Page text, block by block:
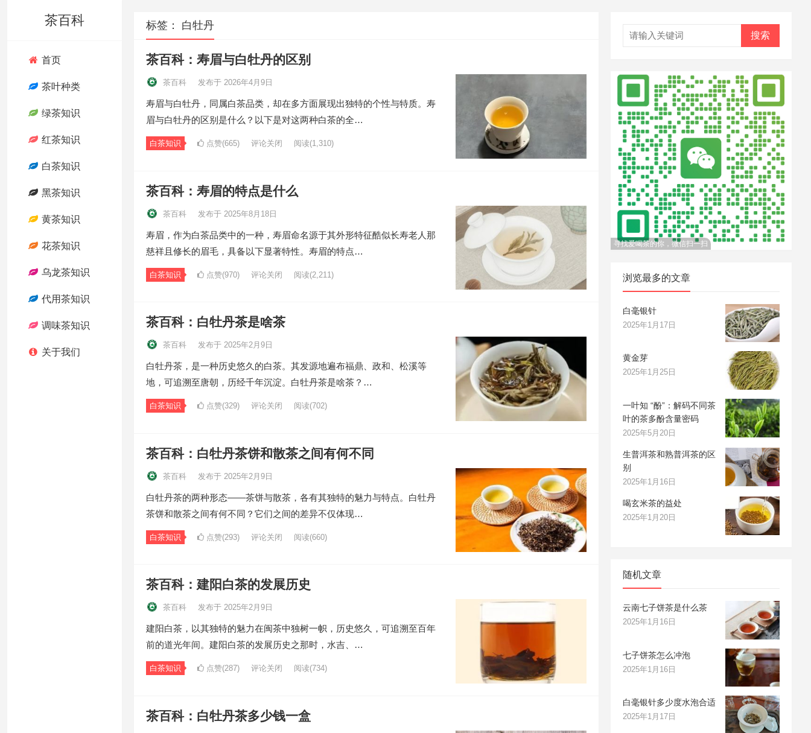
茶百科
首页
茶叶种类
绿茶知识
红茶知识
白茶知识
黑茶知识
黄茶知识
花茶知识
乌龙茶知识
代用茶知识
调味茶知识
关于我们
标签： 白牡丹
茶百科：寿眉与白牡丹的区别
茶百科 发布于 2026年4月9日
寿眉与白牡丹，同属白茶品类，却在多方面展现出独特的个性与特质。寿
眉与白牡丹的区别是什么？以下是对这两种白茶的全…
白茶知识 点赞(665) 评论关闭 阅读(1,310)
茶百科：寿眉的特点是什么
茶百科 发布于 2025年8月18日
寿眉，作为白茶品类中的一种，寿眉命名源于其外形特征酷似长寿老人那
慈祥且修长的眉毛，具备以下显著特性。寿眉的特点…
白茶知识 点赞(970) 评论关闭 阅读(2,211)
茶百科：白牡丹茶是啥茶
茶百科 发布于 2025年2月9日
白牡丹茶，是一种历史悠久的白茶。其发源地遍布福鼎、政和、松溪等
地，可追溯至唐朝，历经千年沉淀。白牡丹茶是啥茶？…
白茶知识 点赞(329) 评论关闭 阅读(702)
茶百科：白牡丹茶饼和散茶之间有何不同
茶百科 发布于 2025年2月9日
白牡丹茶的两种形态——茶饼与散茶，各有其独特的魅力与特点。白牡丹
茶饼和散茶之间有何不同？它们之间的差异不仅体现…
白茶知识 点赞(293) 评论关闭 阅读(660)
茶百科：建阳白茶的发展历史
茶百科 发布于 2025年2月9日
建阳白茶，以其独特的魅力在闽茶中独树一帜，历史悠久，可追溯至百年
前的道光年间。建阳白茶的发展历史之那时，水吉、…
白茶知识 点赞(287) 评论关闭 阅读(734)
茶百科：白牡丹茶多少钱一盒
搜索
寻找爱喝茶的你，微信扫一扫
浏览最多的文章
白毫银针
2025年1月17日
黄金芽
2025年1月25日
一叶知 “酚”：解码不同茶
叶的茶多酚含量密码
2025年5月20日
生普洱茶和熟普洱茶的区
别
2025年1月16日
喝玄米茶的益处
2025年1月20日
随机文章
云南七子饼茶是什么茶
2025年1月16日
七子饼茶怎么冲泡
2025年1月16日
白毫银针多少度水泡合适
2025年1月17日